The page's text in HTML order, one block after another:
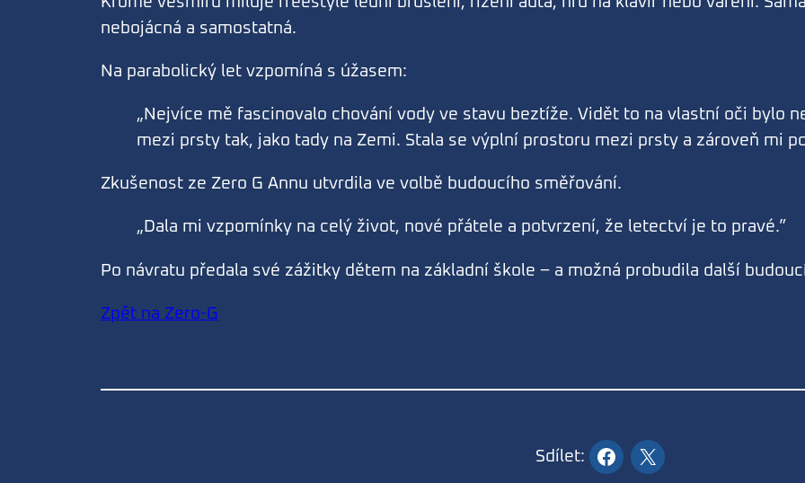
nebojácná a samostatná.
Na parabolický let vzpomíná s úžasem:
„Nejvíce mě fascinovalo chování vody ve stavu beztíže. Vidět to na vlastní oči bylo
mezi prsty tak, jako tady na Zemi. Stala se výplní prostoru mezi prsty a zároveň mi
Zkušenost ze Zero G Annu utvrdila ve volbě budoucího směřování.
„Dala mi vzpomínky na celý život, nové přátele a potvrzení, že letectví je to pravé.”
Po návratu předala své zážitky dětem na základní škole – a možná probudila další
Zpět na Zero-G
Sdílet: